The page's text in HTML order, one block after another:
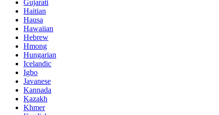
Gujarati
Haitian
Hausa
Hawaiian
Hebrew
Hmong
Hungarian
Icelandic
Igbo
Javanese
Kannada
Kazakh
Khmer